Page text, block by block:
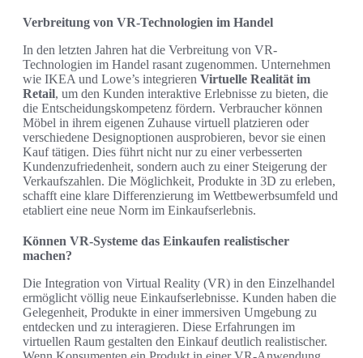
Verbreitung von VR-Technologien im Handel
In den letzten Jahren hat die Verbreitung von VR-
Technologien im Handel rasant zugenommen. Unternehmen
wie IKEA und Lowe’s integrieren Virtuelle Realität im
Retail, um den Kunden interaktive Erlebnisse zu bieten, die
die Entscheidungskompetenz fördern. Verbraucher können
Möbel in ihrem eigenen Zuhause virtuell platzieren oder
verschiedene Designoptionen ausprobieren, bevor sie einen
Kauf tätigen. Dies führt nicht nur zu einer verbesserten
Kundenzufriedenheit, sondern auch zu einer Steigerung der
Verkaufszahlen. Die Möglichkeit, Produkte in 3D zu erleben,
schafft eine klare Differenzierung im Wettbewerbsumfeld und
etabliert eine neue Norm im Einkaufserlebnis.
Können VR-Systeme das Einkaufen realistischer
machen?
Die Integration von Virtual Reality (VR) in den Einzelhandel
ermöglicht völlig neue Einkaufserlebnisse. Kunden haben die
Gelegenheit, Produkte in einer immersiven Umgebung zu
entdecken und zu interagieren. Diese Erfahrungen im
virtuellen Raum gestalten den Einkauf deutlich realistischer.